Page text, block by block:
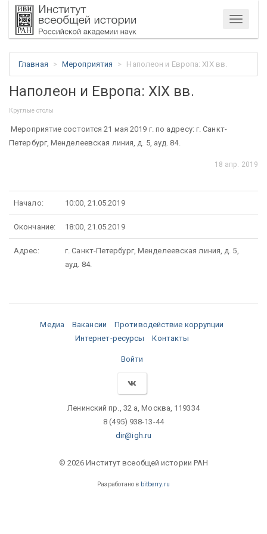
Меню
Главная Мероприятия Наполеон и Европа: XIX вв.
Наполеон и Европа: XIX вв.
Круглые столы
Мероприятие состоится 21 мая 2019 г. по адресу: г. Санкт-
Петербург, Менделеевская линия, д. 5, ауд. 84.
18 апр. 2019
Начало: 10:00, 21.05.2019
Окончание: 18:00, 21.05.2019
Адрес:
г. Санкт-Петербург, Менделеевская линия, д. 5,
ауд. 84.
Медиа Вакансии
Противодействие коррупции
Интернет-ресурсы
Контакты
Войти
Ленинский пр., 32 а, Москва, 119334
8 (495) 938-13-44
dir@igh.ru
© 2026 Институт всеобщей истории РАН
Разработано в bitberry.ru